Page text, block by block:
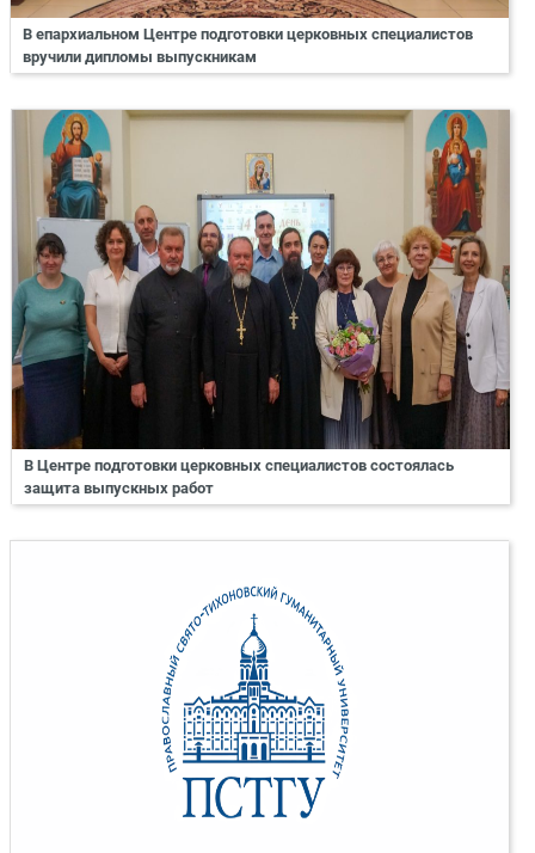
В епархиальном Центре подготовки церковных специалистов
вручили дипломы выпускникам
В Центре подготовки церковных специалистов состоялась
защита выпускных работ